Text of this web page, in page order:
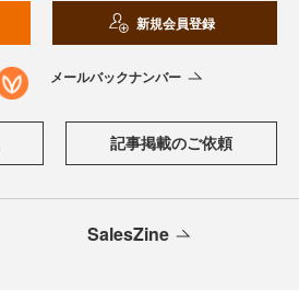
新規会員登録
メールバックナンバー
記事掲載のご依頼
SalesZine